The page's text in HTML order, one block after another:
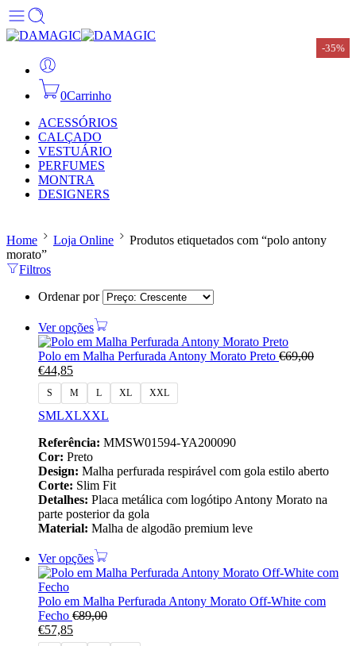
0Carrinho
ACESSÓRIOS
CALÇADO
VESTUÁRIO
PERFUMES
MONTRA
DESIGNERS
Home Loja Online
Produtos etiquetados com “polo antony
morato”
Filtros
Ordenar por
-35%
Ver opções
Polo em Malha Perfurada Antony Morato Preto €69,00
€44,85
S M L XL XXL
SMLXLXXL
Referência: MMSW01594-YA200090
Cor: Preto
Design: Malha perfurada respirável com gola estilo aberto
Corte: Slim Fit
Detalhes: Placa metálica com logótipo Antony Morato na
parte posterior da gola
Material: Malha de algodão premium leve
-35%
Ver opções
Polo em Malha Perfurada Antony Morato Off‑White com
Fecho €89,00
€57,85